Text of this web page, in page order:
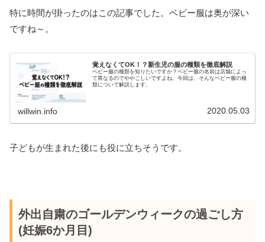
特に時間が掛ったのはこの記事でした。ベビー服は奥が深い
ですね～。
覚えなくてOK！？新生児の服の種類を徹底解説
ベビー服の種類を知りたいですか？ベビー服の名前は店舗によっ
て異なるのでややこしいですよね。今回は、そんなベビー服の種
類について解説します。
willwin.info 2020.05.03
子どもが生まれた後にも役に立ちそうです。
外出自粛のゴールデンウィークの過ごし方
(妊娠6か月目)